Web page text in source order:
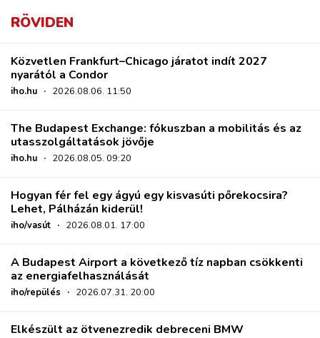
RÖVIDEN
Közvetlen Frankfurt–Chicago járatot indít 2027
nyarától a Condor
iho.hu · 2026.08.06. 11:50
The Budapest Exchange: fókuszban a mobilitás és az
utasszolgáltatások jövője
iho.hu · 2026.08.05. 09:20
Hogyan fér fel egy ágyú egy kisvasúti pőrekocsira?
Lehet, Pálházán kiderül!
iho/vasút · 2026.08.01. 17:00
A Budapest Airport a következő tíz napban csökkenti
az energiafelhasználását
iho/repülés · 2026.07.31. 20:00
Elkészült az ötvenezredik debreceni BMW